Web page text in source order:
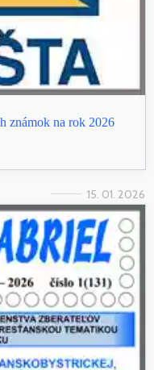
známok na rok 2026
15. 01. 2026